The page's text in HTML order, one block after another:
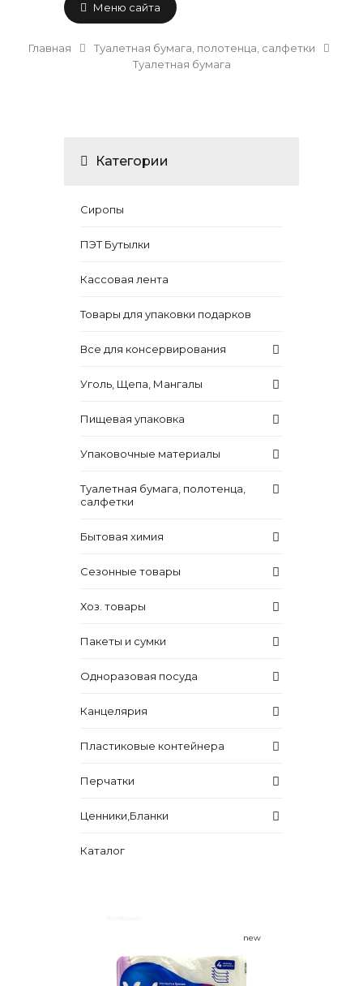
Меню сайта
Главная
Туалетная бумага, полотенца, салфетки
Туалетная бумага
Категории
Сиропы
ПЭТ Бутылки
Кассовая лента
Товары для упаковки подарков
Все для консервирования
Уголь, Щепа, Мангалы
Пищевая упаковка
Упаковочные материалы
Туалетная бумага, полотенца,
салфетки
Бытовая химия
Сезонные товары
Хоз. товары
Пакеты и сумки
Одноразовая посуда
Канцелярия
Пластиковые контейнера
Перчатки
Ценники,Бланки
Каталог
new